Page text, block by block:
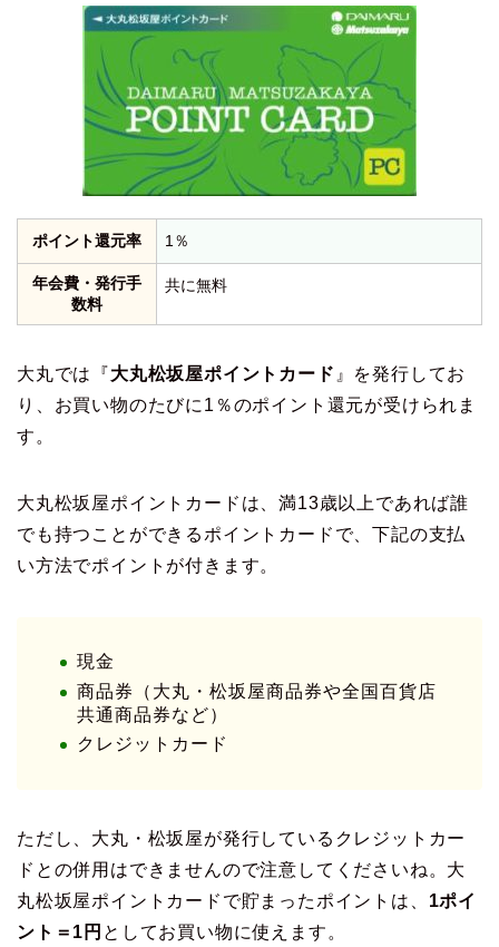
ポイント還元率 1％
年会費・発行手
数料
共に無料
大丸では『大丸松坂屋ポイントカード 』を発行してお
り、お買い物のたびに1％のポイント還元が受けられま
す。
大丸松坂屋ポイントカードは、満13歳以上であれば誰
でも持つことができるポイントカードで、下記の支払
い方法でポイントが付きます。
現金
商品券（大丸・松坂屋商品券や全国百貨店
共通商品券など）
クレジットカード
ただし、大丸・松坂屋が発行しているクレジットカー
ドとの併用はできませんので注意してくださいね。大
丸松坂屋ポイントカードで貯まったポイントは、 1ポイ
ント＝1円 としてお買い物に使えます。